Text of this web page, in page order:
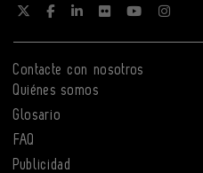
Contacte con nosotros
Quiénes somos
Glosario
FAQ
Publicidad